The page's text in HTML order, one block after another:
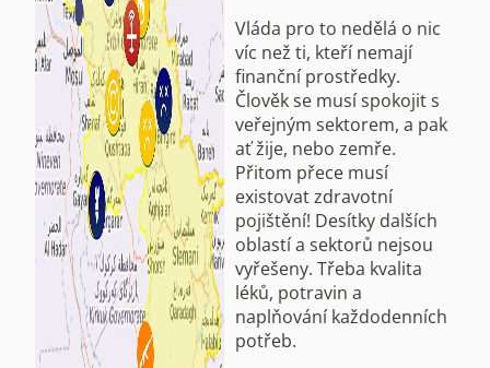
Vláda pro to nedělá o nic
víc než ti, kteří nemají
finanční prostředky.
Člověk se musí spokojit s
veřejným sektorem, a pak
ať žije, nebo zemře.
Přitom přece musí
existovat zdravotní
pojištění! Desítky dalších
oblastí a sektorů nejsou
vyřešeny. Třeba kvalita
léků, potravin a
naplňování každodenních
potřeb.